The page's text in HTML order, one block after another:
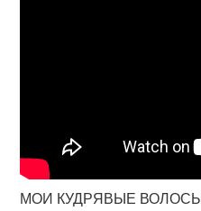
МОИ КУДРЯВЫЕ